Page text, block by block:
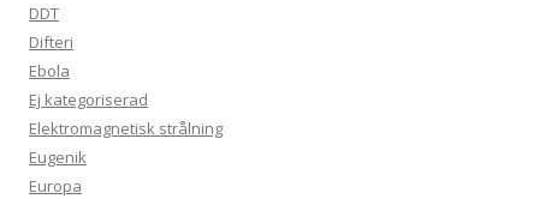
DDT
Difteri
Ebola
Ej kategoriserad
Elektromagnetisk strålning
Eugenik
Europa